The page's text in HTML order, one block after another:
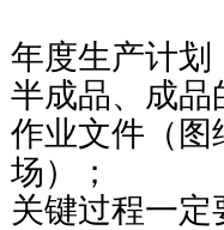
年度生产计划
半成品、成品
作业文件（图
场）；
关键过程一